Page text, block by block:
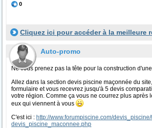
0
Cliquez ici pour accéder à la meilleure
Auto-promo
Ne vous prenez pas la tête pour la construction
Allez dans la section devis piscine maçonnée du
formulaire et vous recevrez jusqu'à 5 devis
votre région. Comme ça vous ne courrez plus après
eux qui viennent à vous
C'est ici : http://www.forumpiscine.com/
devis_piscine_maconnee.php